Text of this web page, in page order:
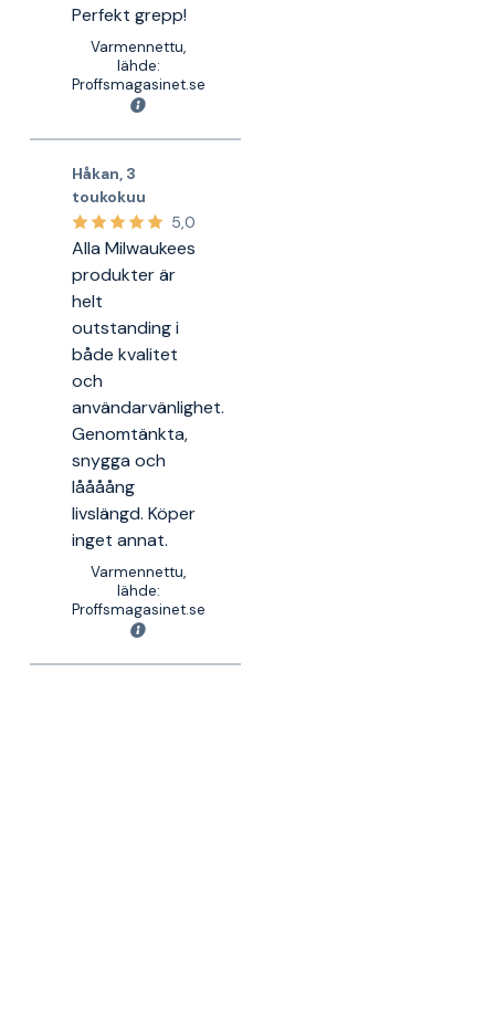
Perfekt grepp!
Varmennettu,
lähde:
Proffsmagasinet.se
Håkan 3
toukokuu
5,0
Alla Milwaukees
produkter är
helt
outstanding i
både kvalitet
och
användarvänlighet.
Genomtänkta,
snygga och
låååång
livslängd. Köper
inget annat.
Varmennettu,
lähde:
Proffsmagasinet.se